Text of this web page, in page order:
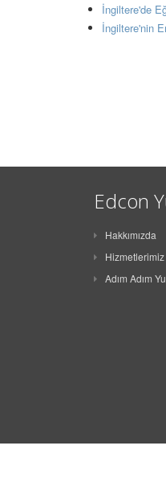
İngiltere'de
İngiltere'nin
Edcon
Hakkımızda
Hizmetlerimiz
Adım Adım